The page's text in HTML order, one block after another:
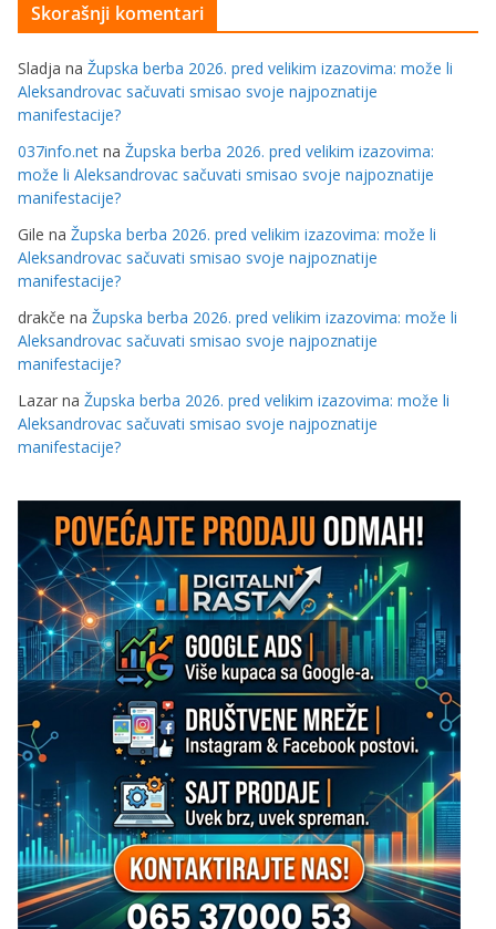
Skorašnji komentari
Sladja na Župska berba 2026. pred velikim izazovima: može li
Aleksandrovac sačuvati smisao svoje najpoznatije
manifestacije?
037info.net na Župska berba 2026. pred velikim izazovima:
može li Aleksandrovac sačuvati smisao svoje najpoznatije
manifestacije?
Gile na Župska berba 2026. pred velikim izazovima: može li
Aleksandrovac sačuvati smisao svoje najpoznatije
manifestacije?
drakče na Župska berba 2026. pred velikim izazovima: može li
Aleksandrovac sačuvati smisao svoje najpoznatije
manifestacije?
Lazar na Župska berba 2026. pred velikim izazovima: može li
Aleksandrovac sačuvati smisao svoje najpoznatije
manifestacije?